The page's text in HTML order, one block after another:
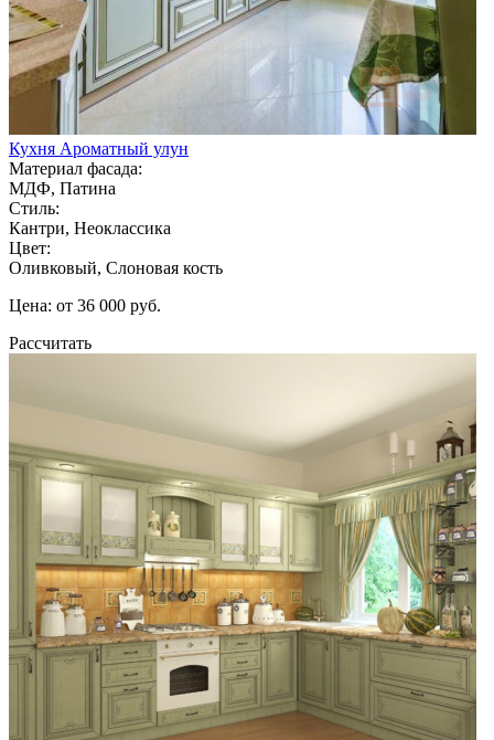
Кухня Ароматный улун
Материал фасада:
МДФ, Патина
Стиль:
Кантри, Неоклассика
Цвет:
Оливковый, Слоновая кость
Цена: от 36 000 руб.
Рассчитать